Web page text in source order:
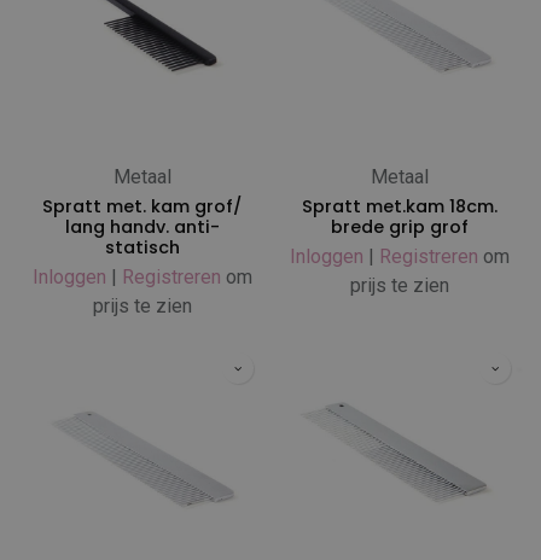
Metaal
Spratt met. kam grof/
lang handv. anti-
statisch
Inloggen | Registreren om
prijs te zien
Metaal
Spratt met.kam 18cm.
brede grip grof
Inloggen | Registreren om
prijs te zien